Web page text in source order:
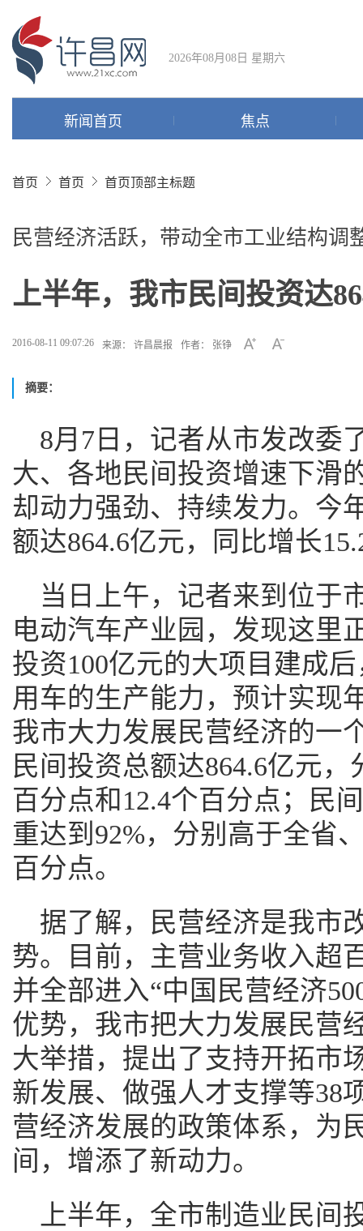
2026年08月08日 星期六
新闻首页 焦点
首页 首页 首页顶部主标题
民营经济活跃，带动全市工业结构调
上半年，我市民间投资达
2016-08-11 09:07:26 来源： 许昌晨报 作者： 张铮
摘要：
8月7日，记者从市发改委
大、各地民间投资增速下滑
却动力强劲、持续发力。今
额达864.6亿元，同比增长
当日上午，记者来到位于
电动汽车产业园，发现这里
投资100亿元的大项目建成
用车的生产能力，预计实现
我市大力发展民营经济的一
民间投资总额达864.6亿元
百分点和12.4个百分点；民
重达到92%，分别高于全省
百分点。
据了解，民营经济是我市
势。目前，主营业务收入超
并全部进入“中国民营经济
优势，我市把大力发展民营
大举措，提出了支持开拓市
新发展、做强人才支撑等38
营经济发展的政策体系，为
间，增添了新动力。
上半年，全市制造业民间